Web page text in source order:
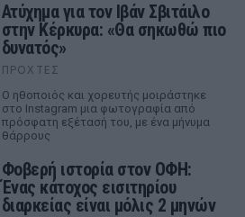
Ατύχημα για τον Ιβάν Σβιτάιλο
στην Κέρκυρα: «Θα σηκωθώ πιο
δυνατός»
ΠΡΟΧΤΈΣ
Ο ηθοποιός και χορευτής μοιράστηκε
στο Instagram μια φωτογραφία από
πρόσφατη εξέτασή του, με ένα μήνυμα
θάρρους
Φοβερή ιστορία στον ΟΦΗ:
Ένας κάτοχος εισιτηρίου
διαρκείας είναι μόλις 2 μηνών